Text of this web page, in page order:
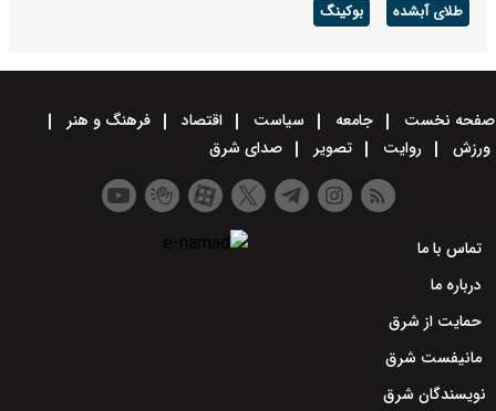
طلای آبشده بوکینگ
صفحه نخست جامعه سیاست اقتصاد
فرهنگ و هنر
ورزش
روایت تصویر صدای شرق
تماس با ما
درباره ما
حمایت از شرق
مانیفست شرق
نویسندگان شرق